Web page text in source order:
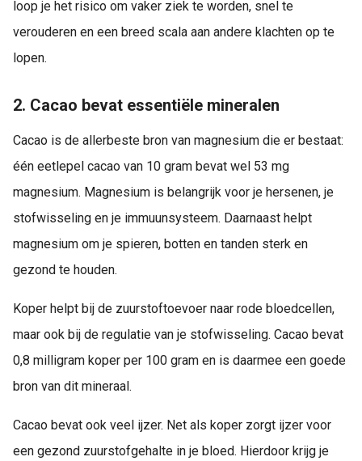
loop je het risico om vaker ziek te worden, snel te
verouderen en een breed scala aan andere klachten op te
lopen.
2. Cacao bevat essentiële mineralen
Cacao is de allerbeste bron van magnesium die er bestaat:
één eetlepel cacao van 10 gram bevat wel 53 mg
magnesium. Magnesium is belangrijk voor je hersenen, je
stofwisseling en je immuunsysteem. Daarnaast helpt
magnesium om je spieren, botten en tanden sterk en
gezond te houden.
Koper helpt bij de zuurstoftoevoer naar rode bloedcellen,
maar ook bij de regulatie van je stofwisseling. Cacao bevat
0,8 milligram koper per 100 gram en is daarmee een goede
bron van dit mineraal.
Cacao bevat ook veel ijzer. Net als koper zorgt ijzer voor
een gezond zuurstofgehalte in je bloed. Hierdoor krijg je